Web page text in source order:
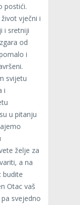
postići.
vječni i
i sretniji
od
i
svijetu
i
u pitanju
želje za
a na
budite
Otac vaš
svejedno